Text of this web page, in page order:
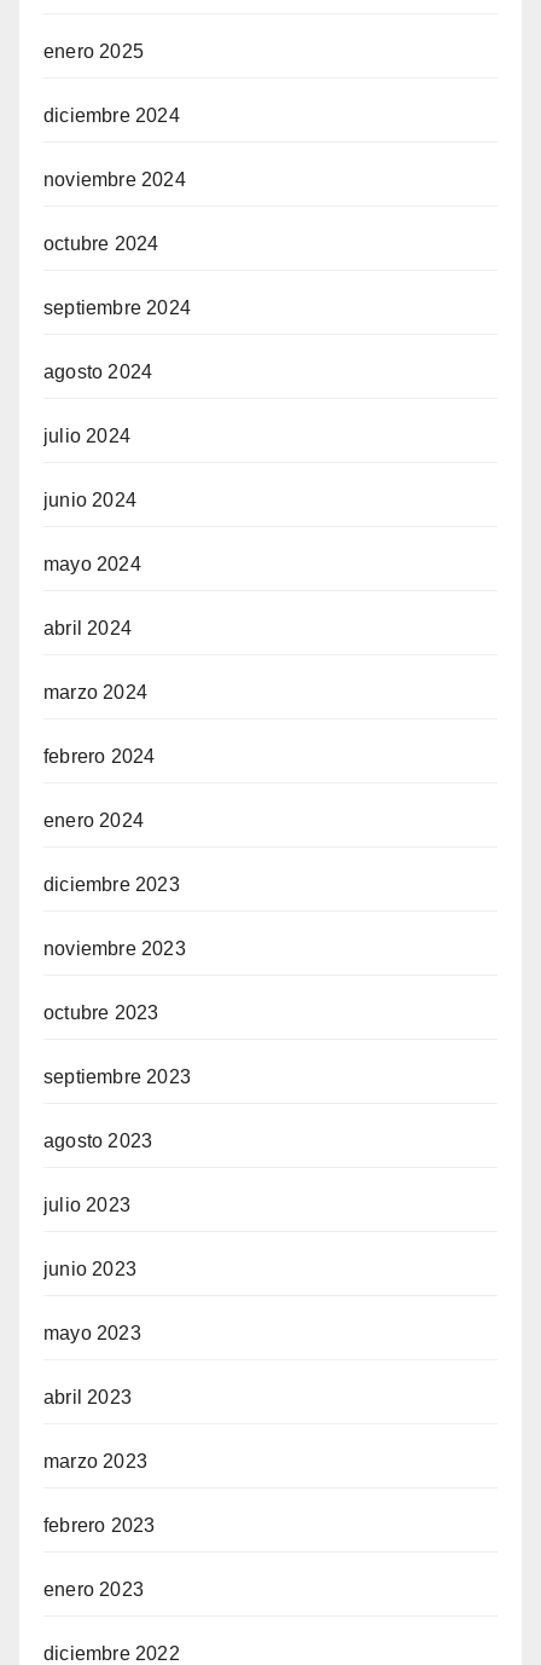
enero 2025
diciembre 2024
noviembre 2024
octubre 2024
septiembre 2024
agosto 2024
julio 2024
junio 2024
mayo 2024
abril 2024
marzo 2024
febrero 2024
enero 2024
diciembre 2023
noviembre 2023
octubre 2023
septiembre 2023
agosto 2023
julio 2023
junio 2023
mayo 2023
abril 2023
marzo 2023
febrero 2023
enero 2023
diciembre 2022